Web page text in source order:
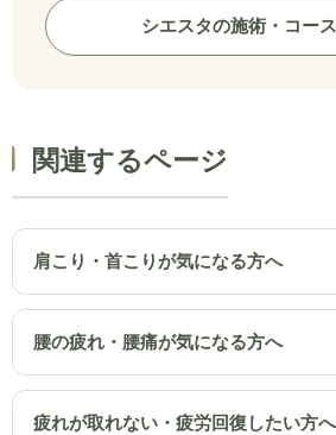
シエスタの施術・コー
関連するページ
肩こり・首こりが気になる方へ
腰の疲れ・腰痛が気になる方へ
疲れが取れない・疲労回復したい方へ